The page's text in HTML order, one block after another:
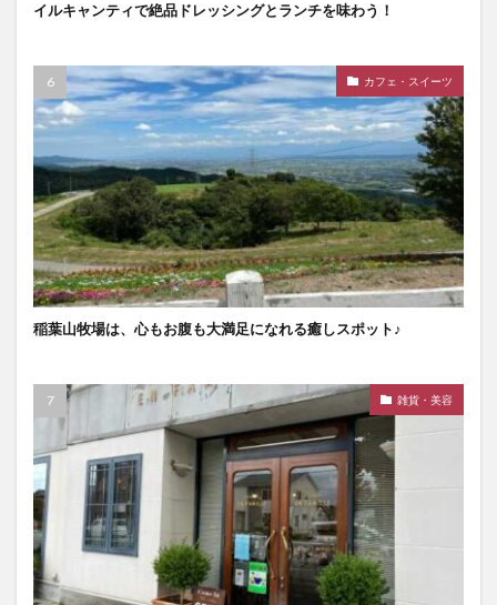
イルキャンティで絶品ドレッシングとランチを味わう！
カフェ・スイーツ
稲葉山牧場は、心もお腹も大満足になれる癒しスポット♪
雑貨・美容